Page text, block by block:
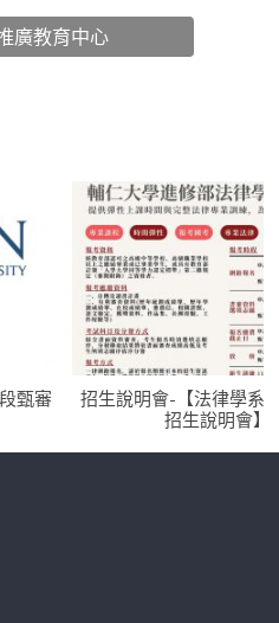
廣教育中心
甄審
招生說明會-【法律學系
招生說明會】